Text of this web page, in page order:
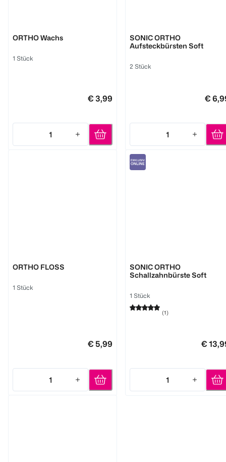
ORTHO Wachs
1 Stück
€ 3,99
1
Quantity: 1
SONIC ORTHO
Aufsteckbürsten Soft
2 Stück
€
1
Quantity: 1
ORTHO FLOSS
1 Stück
€ 5,99
1
Quantity: 1
SONIC ORTHO
Schallzahnbürste Soft
1 Stück
(1)
€
1
Quantity: 1